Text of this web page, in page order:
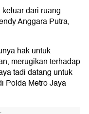
dari ruang
Anggara Putra,
hak untuk
merugikan terhadap
tadi datang untuk
Polda Metro Jaya